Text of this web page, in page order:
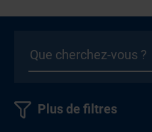
Plus de filtres